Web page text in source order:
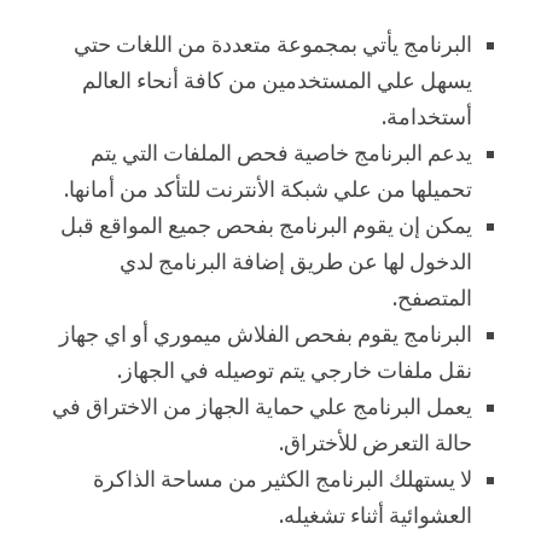
البرنامج يأتي بمجموعة متعددة من اللغات حتي
يسهل علي المستخدمين من كافة أنحاء العالم
أستخدامة.
يدعم البرنامج خاصية فحص الملفات التي يتم
تحميلها من علي شبكة الأنترنت للتأكد من أمانها.
يمكن إن يقوم البرنامج بفحص جميع المواقع قبل
الدخول لها عن طريق إضافة البرنامج لدي
المتصفح.
البرنامج يقوم بفحص الفلاش ميموري أو اي جهاز
نقل ملفات خارجي يتم توصيله في الجهاز.
يعمل البرنامج علي حماية الجهاز من الاختراق في
حالة التعرض للأختراق.
لا يستهلك البرنامج الكثير من مساحة الذاكرة
العشوائية أثناء تشغيله.